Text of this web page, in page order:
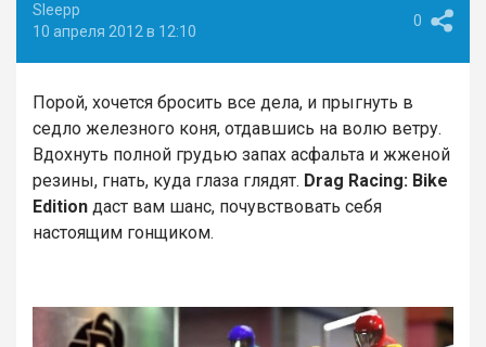
Sleepp
10 апреля 2012 в 12:10
0
Порой, хочется бросить все дела, и прыгнуть в
седло железного коня, отдавшись на волю ветру.
Вдохнуть полной грудью запах асфальта и жженой
резины, гнать, куда глаза глядят. Drag Racing: Bike
Edition даст вам шанс, почувствовать себя
настоящим гонщиком.